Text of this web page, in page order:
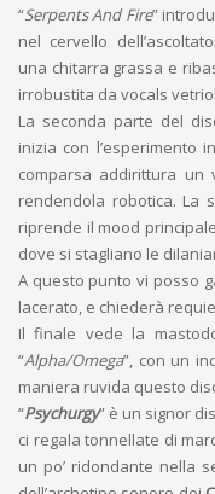
“Serpents And Fire”
nel cervello
una chitarra grassa e
irrobustita da vocals
La seconda parte del
inizia con l’esperimento
comparsa addirittura un
rendendola robotica. La
riprende il mood
dove si stagliano le
A questo punto vi posso
lacerato, e chiederà
Il finale vede la
“Alpha/Omega”, con un
maniera ruvida questo
“Psychurgy” è un signor
ci regala tonnellate di
un po’ ridondante nella